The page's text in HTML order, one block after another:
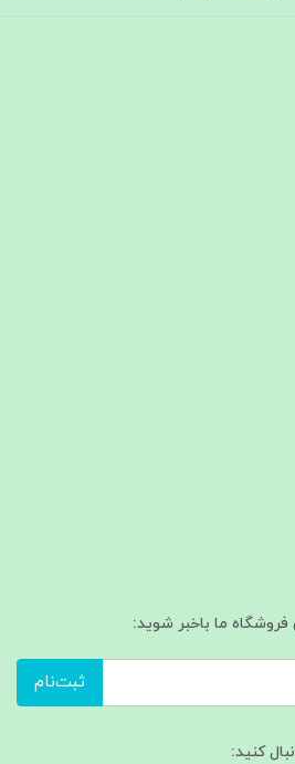
ما باخبر شوید:
ثبت‌نام
کنید: